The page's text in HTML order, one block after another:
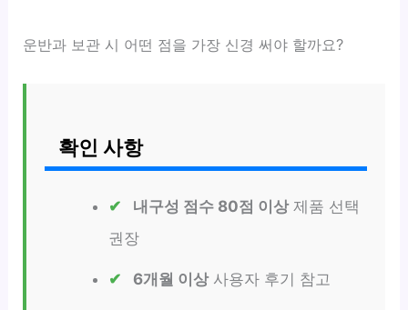
운반과 보관 시 어떤 점을 가장 신경 써야 할까요?
확인 사항
내구성 점수 80점 이상제품 선택
권장
6개월 이상사용자 후기 참고